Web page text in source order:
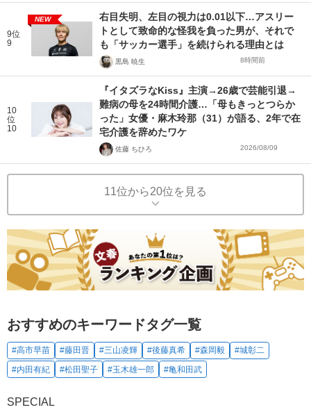
9位
9
NEW
右目失明、左目の視力は0.01以下…アスリー
トとして致命的な怪我を負った男が、それで
も「サッカー選手」を続けられる理由とは
黒島 暁生 8時間前
10
位
10
『イタズラなKiss』主演→26歳で芸能引退→
難病の母を24時間介護…「母もきっとつらか
った」女優・麻木玲那（31）が語る、2年で在
宅介護を辞めたワケ
佐藤 ちひろ 2026/08/09
11位から20位を見る
おすすめのキーワードタグ一覧
#高市早苗 #藤田晋 #三山凌輝 #後藤真希 #森岡毅
#城彰二
#内田有紀
#松田聖子 #玉木雄一郎 #亀和田武
SPECIAL